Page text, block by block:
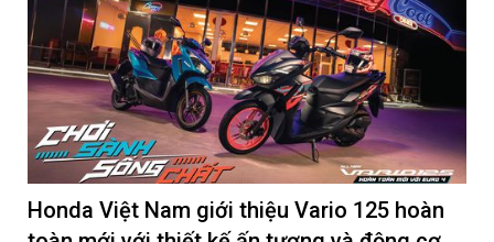
Honda Việt Nam giới thiệu Vario 125 hoàn